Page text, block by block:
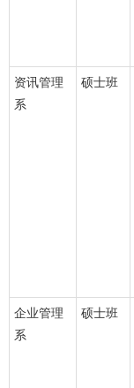
资讯管理
系
硕士班
企业管理
系
硕士班